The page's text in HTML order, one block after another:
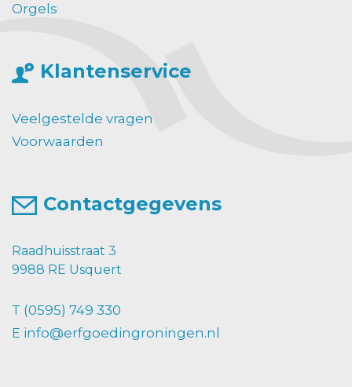
Orgels
Klantenservice
Veelgestelde vragen
Voorwaarden
Contactgegevens
Raadhuisstraat 3
9988 RE Usquert
T (0595) 749 330
E info@erfgoedingroningen.nl